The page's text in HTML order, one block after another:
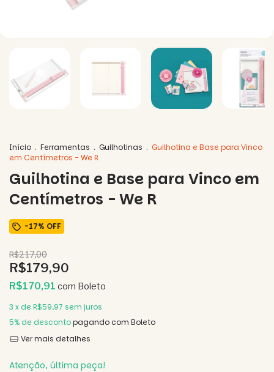
Início . Ferramentas . Guilhotinas . Guilhotina e Base para Vinco
em Centímetros - We R
Guilhotina e Base para Vinco em
Centímetros - We R
-17% OFF
R$217,00
R$179,90
R$170,91 com Boleto
3 x de R$59,97 sem juros
5% de descontopagando com Boleto
Ver mais detalhes
Atenção, última peça!